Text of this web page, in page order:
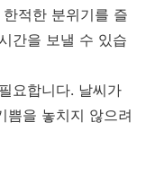
적한 분위기를 즐
간을 보낼 수 있습
요합니다. 날씨가
쁨을 놓치지 않으려